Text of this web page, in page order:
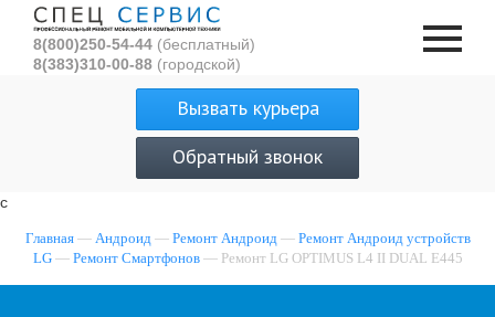
с
8(800)250-54-44 (бесплатный)
8(383)310-00-88 (городской)
Вызвать курьера
Обратный звонок
Главная— Андроид — Ремонт Андроид — Ремонт Андроид устройств
LG— Ремонт Смартфонов— Ремонт LG OPTIMUS L4 II DUAL E445